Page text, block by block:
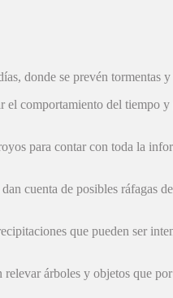
donde se prevén tormentas y
el comportamiento del tiempo
para contar con toda la
cuenta de posibles ráfagas
que pueden ser
árboles y objetos que